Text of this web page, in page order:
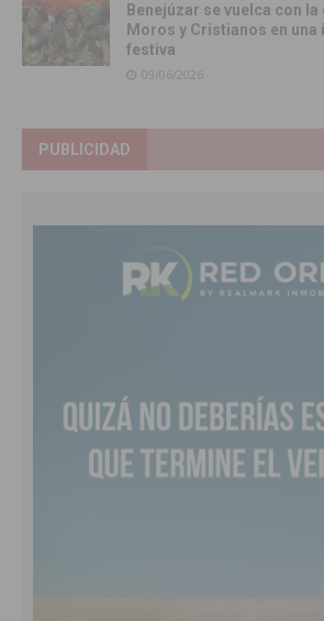
Benejúzar se vuelca con
Moros y Cristianos en una
festiva
09/06/2026
PUBLICIDAD